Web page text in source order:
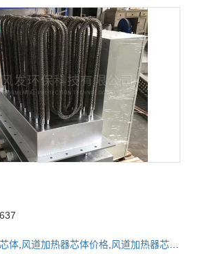
体 风道加热器芯体价格 风道加热器芯体厂家